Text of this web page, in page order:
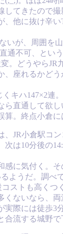
てきたので
、他に抜け辛
いが、周囲
不可、とい
。どうやら
座れるかど
キハ147×2
直通して欲
。終点小倉に
JR小倉駅コ
は10分後の
に気付く。
ようだ。調
ストも高く
ないなら、両
際には徒歩
流する城野